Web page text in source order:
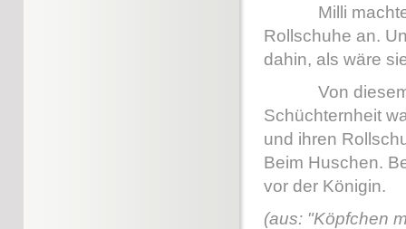
Milli machte
Rollschuhe an.
dahin, als wäre
Von diesem
Schüchternheit
und ihren
Beim Huschen.
vor der Königin.
(aus: "Köpfchen